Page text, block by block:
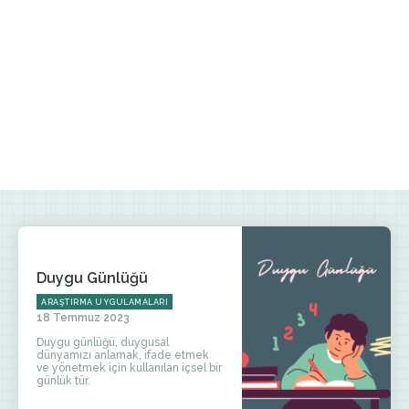
Duygu Günlüğü
ARAŞTIRMA UYGULAMALARI
18 Temmuz 2023
Duygu günlüğü, duygusal
dünyamızı anlamak, ifade etmek
ve yönetmek için kullanılan içsel bir
günlük tür.